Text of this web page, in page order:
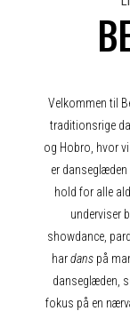
Velkommen til
traditionsrige
og Hobro, hvor
er
hold for alle
underviser
showdance,
hardans på
danseglæden,
fokus på en